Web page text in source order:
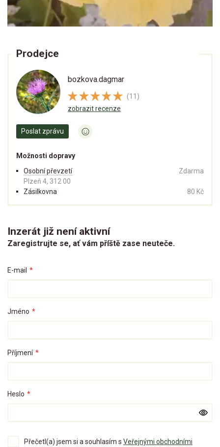
Prodejce
bozkova.dagmar
(11)
zobrazit recenze
Poslat zprávu
Možnosti dopravy
Osobní převzetí
Plzeň 4, 312 00
Zdarma
Zásilkovna 80 Kč
Inzerát již není aktivní
Zaregistrujte se, ať vám příště zase neuteče.
E-mail *
Jméno *
Příjmení *
Heslo *
Přečetl(a) jsem si a souhlasím s Veřejnými obchodními